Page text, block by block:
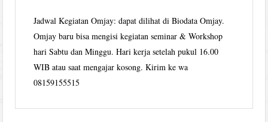
Jadwal Kegiatan Omjay: dapat dilihat di Biodata Omjay.
Omjay baru bisa mengisi kegiatan seminar & Workshop
hari Sabtu dan Minggu. Hari kerja setelah pukul 16.00
WIB atau saat mengajar kosong. Kirim ke wa
08159155515